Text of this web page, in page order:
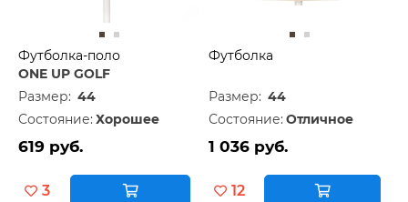
Футболка-поло
ONE UP GOLF
Размер: 44
Состояние: Хорошее
619 руб.
3
Футболка
Размер: 44
Состояние: Отличное
1 036 руб.
12